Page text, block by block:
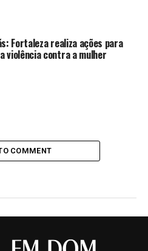
Fortaleza realiza ações para
violência contra a mulher
COMMENT